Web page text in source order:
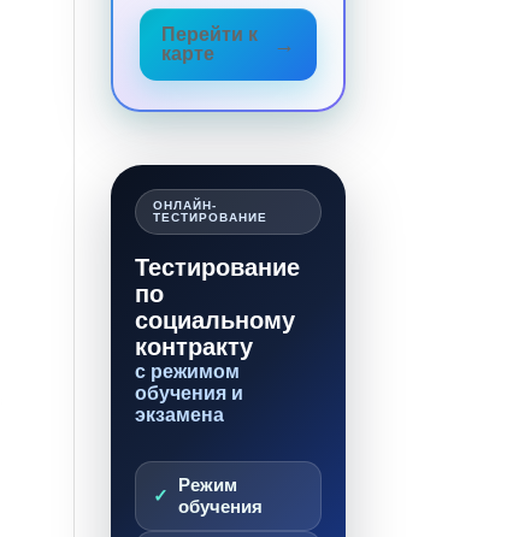
Перейти к
карте
ОНЛАЙН-
ТЕСТИРОВАНИЕ
Тестирование
по
социальному
контракту
с режимом
обучения и
экзамена
Режим
обучения